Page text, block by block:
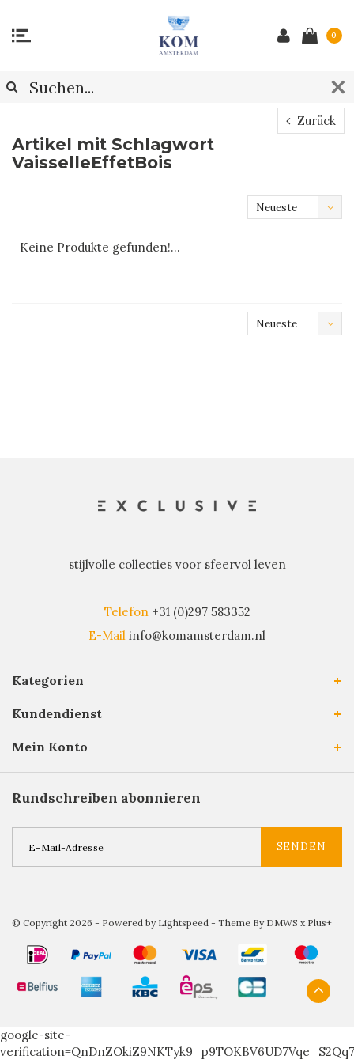
0
Zurück
Artikel mit Schlagwort
VaisselleEffetBois
Neueste
Keine Produkte gefunden!...
Neueste
stijlvolle collecties voor sfeervol leven
Telefon +31 (0)297 583352
E-Mail info@komamsterdam.nl
Kategorien
Kundendienst
Mein Konto
Rundschreiben abonnieren
SENDEN
© Copyright 2026 - Powered by Lightspeed - Theme By DMWS x Plus+
google-site-